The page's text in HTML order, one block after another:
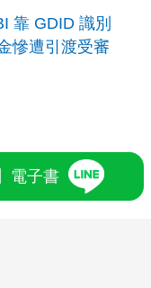
靠 GDID 識別
慘遭引渡受審
電子書